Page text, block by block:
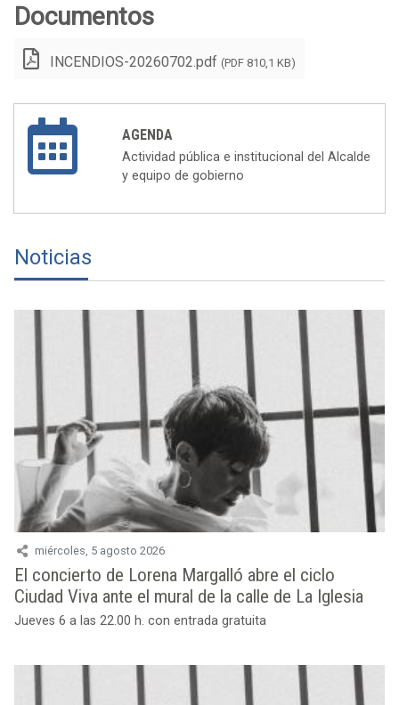
Documentos
INCENDIOS-20260702.pdf (PDF 810,1 KB)
AGENDA
Actividad pública e institucional del Alcalde
y equipo de gobierno
Noticias
miércoles, 5 agosto 2026
El concierto de Lorena Margalló abre el ciclo
Ciudad Viva ante el mural de la calle de La Iglesia
Jueves 6 a las 22.00 h. con entrada gratuita